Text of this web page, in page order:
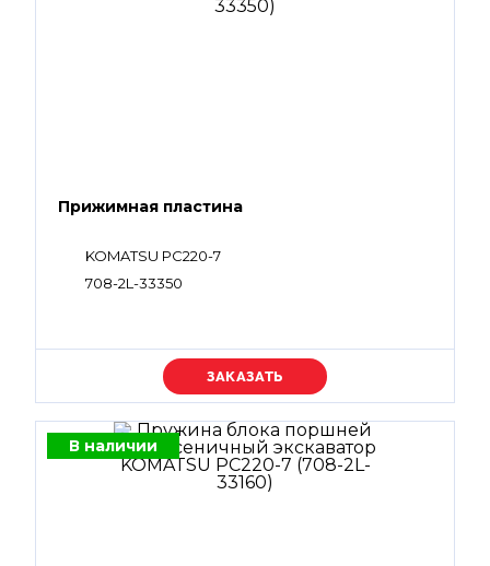
Прижимная пластина
KOMATSU PC220-7
708-2L-33350
Уточняйте цену
В наличии